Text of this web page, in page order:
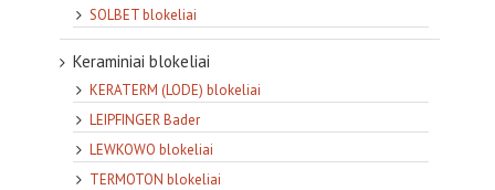
SOLBET blokeliai
Keraminiai blokeliai
KERATERM (LODE) blokeliai
LEIPFINGER Bader
LEWKOWO blokeliai
TERMOTON blokeliai